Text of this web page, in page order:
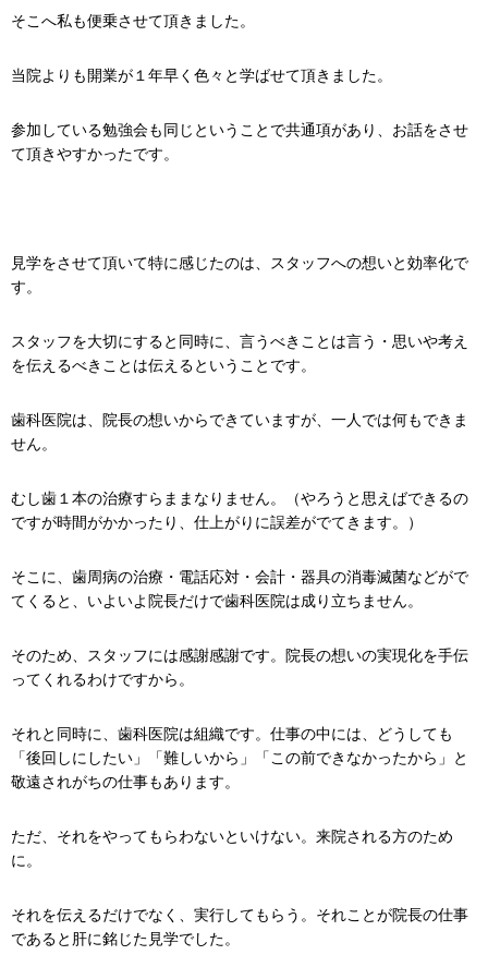
そこへ私も便乗させて頂きました。
当院よりも開業が１年早く色々と学ばせて頂きました。
参加している勉強会も同じということで共通項があり、お話をさせ
て頂きやすかったです。
見学をさせて頂いて特に感じたのは、スタッフへの想いと効率化で
す。
スタッフを大切にすると同時に、言うべきことは言う・思いや考え
を伝えるべきことは伝えるということです。
歯科医院は、院長の想いからできていますが、一人では何もできま
せん。
むし歯１本の治療すらままなりません。（やろうと思えばできるの
ですが時間がかかったり、仕上がりに誤差がでてきます。）
そこに、歯周病の治療・電話応対・会計・器具の消毒滅菌などがで
てくると、いよいよ院長だけで歯科医院は成り立ちません。
そのため、スタッフには感謝感謝です。院長の想いの実現化を手伝
ってくれるわけですから。
それと同時に、歯科医院は組織です。仕事の中には、どうしても
「後回しにしたい」「難しいから」「この前できなかったから」と
敬遠されがちの仕事もあります。
ただ、それをやってもらわないといけない。来院される方のため
に。
それを伝えるだけでなく、実行してもらう。それことが院長の仕事
であると肝に銘じた見学でした。